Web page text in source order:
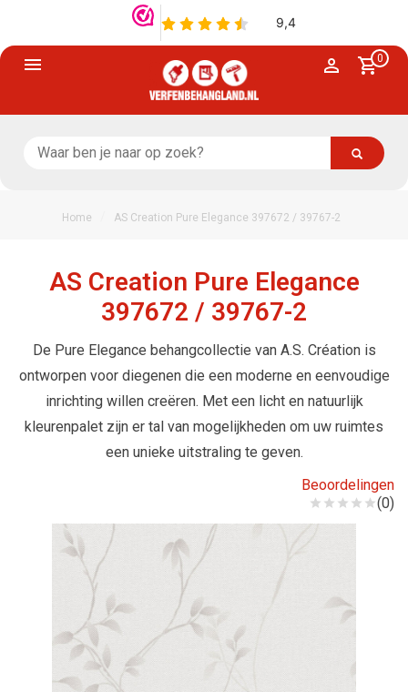
0
Home AS Creation Pure Elegance 397672 / 39767-2
AS Creation Pure Elegance
397672 / 39767-2
De Pure Elegance behangcollectie van A.S. Création is
ontworpen voor diegenen die een moderne en eenvoudige
inrichting willen creëren. Met een licht en natuurlijk
kleurenpalet zijn er tal van mogelijkheden om uw ruimtes
een unieke uitstraling te geven.
Beoordelingen
(0)